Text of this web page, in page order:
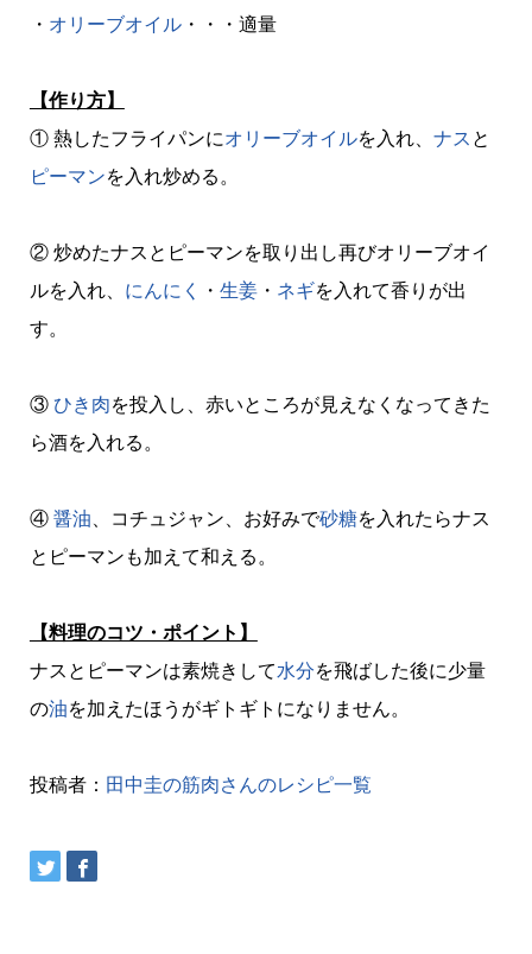
・ オリーブオイル・・・適量
【作り方】
① 熱したフライパンにオリーブオイルを入れ、 ナスと
ピーマンを入れ炒める。
② 炒めたナスとピーマンを取り出し再びオリーブオイ
ルを入れ、 にんにく ・ 生姜・ ネギを入れて香りが出
す。
③ひき肉を投入し、赤いところが見えなくなってきた
ら酒を入れる。
④醤油、コチュジャン、お好みで砂糖を入れたらナス
とピーマンも加えて和える。
【料理のコツ・ポイント】
ナスとピーマンは素焼きして水分を飛ばした後に少量
の油を加えたほうがギトギトになりません。
投稿者： 田中圭の筋肉さんのレシピ一覧